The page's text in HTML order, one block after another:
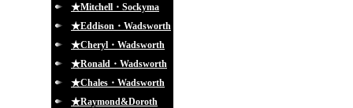
★Mitchell・Sockyma
★Eddison・Wadsworth
★Cheryl・Wadsworth
★Ronald・Wadsworth
★Chales・Wadsworth
★Raymond&Doroth